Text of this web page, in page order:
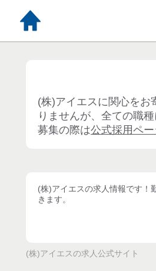
(株)アイエスに関心をお
りませんが、全ての職
募集の際は公式採用ペー
(株)アイエスの求人情報です！
きます。
(株)アイエスの求人公式サイト